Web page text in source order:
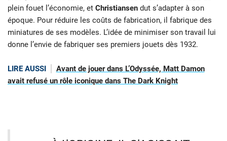
plein fouet l’économie, et Christiansen dut s’adapter à son
époque. Pour réduire les coûts de fabrication, il fabrique des
miniatures de ses modèles. L’idée de minimiser son travail lui
donne l’envie de fabriquer ses premiers jouets dès 1932.
LIRE AUSSI
Avant de jouer dans L’Odyssée, Matt Damon
avait refusé un rôle iconique dans The Dark Knight